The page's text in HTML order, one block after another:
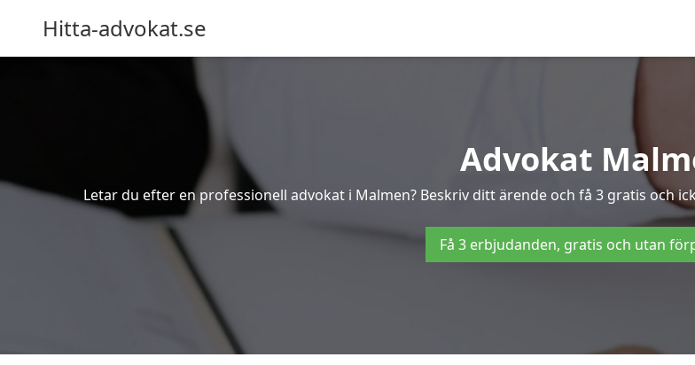
Hitta-advokat.se
Advokat
Letar du efter en professionell advokat i Malmen? Beskriv ditt ärende och få 3 gratis och
Få 3 erbjudanden, gratis och utan